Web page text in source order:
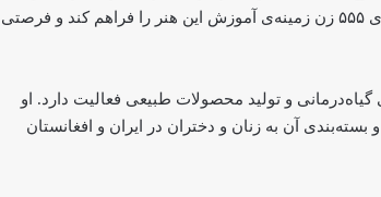
داروهای گیاهی و آموزش طب سنتی زیر نام «الهام افغان»، توانسته برای ۵۵۵ زن زمینه‌ی آموزش این هنر را فراهم کند و فرصتی
۲۶ سال است که در عرصه‌ی گیاه‌درمانی و تولید محصولات طبیعی فعالیت دارد. او
آن‌ به زنان و دختران در ایران و افغانستان